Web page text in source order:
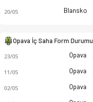
20/05 Blansko
Opava İç Saha Form Durumu
23/05 Opava
11/05 Opava
02/05 Opava